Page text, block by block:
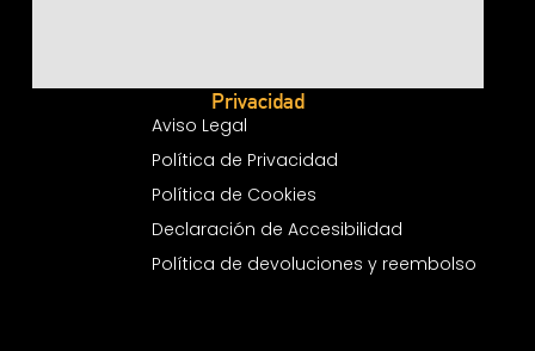
Privacidad
Aviso Legal
Política de Privacidad
Política de Cookies
Declaración de Accesibilidad
Política de devoluciones y reembolso